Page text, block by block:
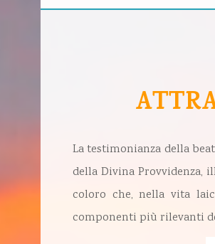
La testimonianza della
della Divina
coloro che, nella vita
componenti più rilevanti